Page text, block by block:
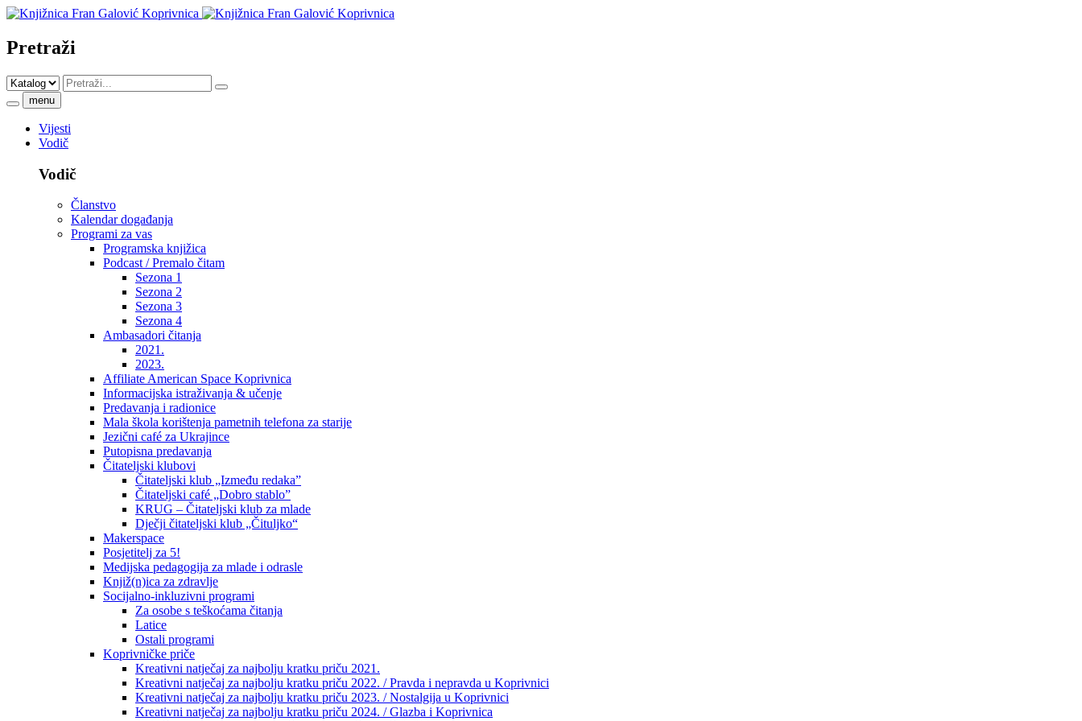
Pretraži
menu
Vijesti
Vodič
Vodič
Članstvo
Kalendar događanja
Programi za vas
Programska knjižica
Podcast / Premalo čitam
Sezona 1
Sezona 2
Sezona 3
Sezona 4
Ambasadori čitanja
2021.
2023.
Affiliate American Space Koprivnica
Informacijska istraživanja & učenje
Predavanja i radionice
Mala škola korištenja pametnih telefona za starije
Jezični café za Ukrajince
Putopisna predavanja
Čitateljski klubovi
Čitateljski klub „Između redaka”
Čitateljski café „Dobro stablo”
KRUG – Čitateljski klub za mlade
Dječji čitateljski klub „Čituljko“
Makerspace
Posjetitelj za 5!
Medijska pedagogija za mlade i odrasle
Knjiž(n)ica za zdravlje
Socijalno-inkluzivni programi
Za osobe s teškoćama čitanja
Latice
Ostali programi
Koprivničke priče
Kreativni natječaj za najbolju kratku priču 2021.
Kreativni natječaj za najbolju kratku priču 2022. / Pravda i nepravda u Koprivnici
Kreativni natječaj za najbolju kratku priču 2023. / Nostalgija u Koprivnici
Kreativni natječaj za najbolju kratku priču 2024. / Glazba i Koprivnica